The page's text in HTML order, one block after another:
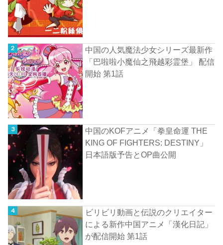
中国の人気魔法少女シリーズ最新作
「巴啦啦小魔仙之飛越彩霊堡」 配信
開始 第1話
中国のKOFアニメ「拳皇命運 THE
KING OF FIGHTERS: DESTINY」
日本語版予告とOP曲公開
ビリビリ動画と伝説のクリエイター
による新作中国アニメ「漢化日記」
が配信開始 第1話